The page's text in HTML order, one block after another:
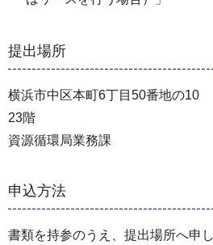
提出場所
横浜市中区本町6丁目50番地の10
23階
資源循環局業務課
申込方法
書類を持参のうえ、提出場所へ申し